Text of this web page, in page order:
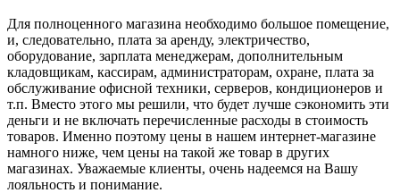
Для полноценного магазина необходимо большое помещение,
и, следовательно, плата за аренду, электричество,
оборудование, зарплата менеджерам, дополнительным
кладовщикам, кассирам, администраторам, охране, плата за
обслуживание офисной техники, серверов, кондиционеров и
т.п. Вместо этого мы решили, что будет лучше сэкономить эти
деньги и не включать перечисленные расходы в стоимость
товаров. Именно поэтому цены в нашем интернет-магазине
намного ниже, чем цены на такой же товар в других
магазинах. Уважаемые клиенты, очень надеемся на Вашу
лояльность и понимание.